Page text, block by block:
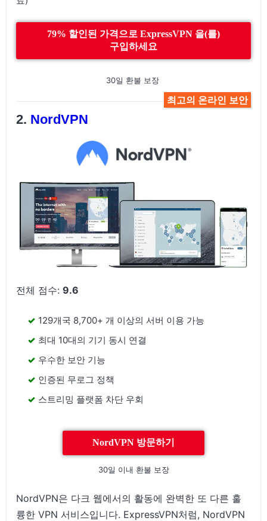
79% 할인된 가격으로 ExpressVPN 을(를)
구입하세요
30일 환불 보장
최고의 온라인 보안
NordVPN
전체 점수:9.6
129개국 8,700+ 개 이상의 서버 이용 가능
최대 10대의 기기 동시 연결
우수한 보안 기능
인증된 무로그 정책
스트리밍 플랫폼 차단 우회
NordVPN 방문하기
30일 이내 환불 보장
NordVPN은 다크 웹에서의 활동에 완벽한 또 다른 훌
륭한 VPN 서비스입니다. ExpressVPN처럼, NordVPN